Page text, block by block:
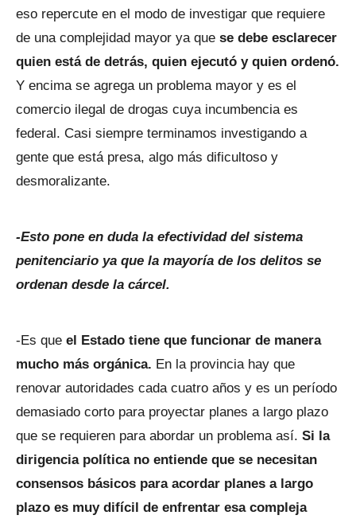
eso repercute en el modo de investigar que requiere
de una complejidad mayor ya que se debe esclarecer
quien está de detrás, quien ejecutó y quien ordenó.
Y encima se agrega un problema mayor y es el
comercio ilegal de drogas cuya incumbencia es
federal. Casi siempre terminamos investigando a
gente que está presa, algo más dificultoso y
desmoralizante.
-Esto pone en duda la efectividad del sistema
penitenciario ya que la mayoría de los delitos se
ordenan desde la cárcel.
-Es que el Estado tiene que funcionar de manera
mucho más orgánica. En la provincia hay que
renovar autoridades cada cuatro años y es un período
demasiado corto para proyectar planes a largo plazo
que se requieren para abordar un problema así. Si la
dirigencia política no entiende que se necesitan
consensos básicos para acordar planes a largo
plazo es muy difícil de enfrentar esa compleja